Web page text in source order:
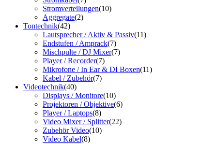
Stromverteilungen(10)
Aggregate(2)
Tontechnik(42)
Lautsprecher / Aktiv & Passiv(11)
Endstufen / Amprack(7)
Mischpulte / DJ Mixer(7)
Player / Recorder(7)
Mikrofone / In Ear & DI Boxen(11)
Kabel / Zubehör(7)
Videotechnik(40)
Displays / Monitore(10)
Projektoren / Objektive(6)
Player / Laptops(8)
Video Mixer / Splitter(22)
Zubehör Video(10)
Video Kabel(8)